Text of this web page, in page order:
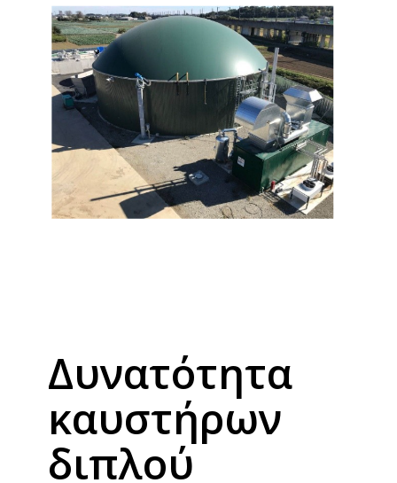
Δυνατότητα
καυστήρων
διπλού